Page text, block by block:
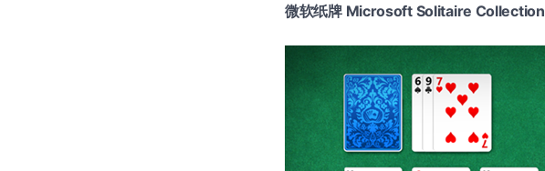
微软纸牌 Microsoft Solitaire Collection